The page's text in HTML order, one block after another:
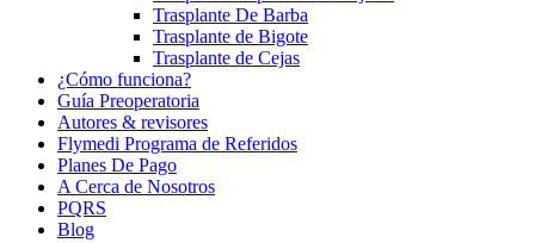
Trasplante De Barba
Trasplante de Bigote
Trasplante de Cejas
¿Cómo funciona?
Guía Preoperatoria
Autores & revisores
Flymedi Programa de Referidos
Planes De Pago
A Cerca de Nosotros
PQRS
Blog